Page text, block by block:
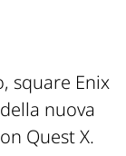
square Enix
nuova
Quest X.